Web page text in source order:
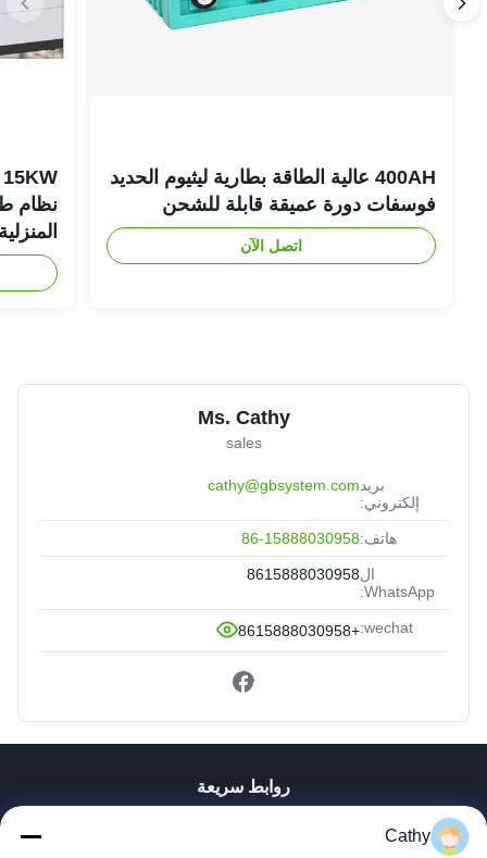
400AH عالية الطاقة بطارية ليثيوم الحديد
فوسفات دورة عميقة قابلة للشحن
اتصل الآن
نظام
Ms. Cathy
sales
بريد
إلكتروني:
cathy@gbsystem.com
هاتف:86-15888030958
ال
WhatsApp:
8615888030958
wechat:
+8615888030958
روابط سريعة
Cathy